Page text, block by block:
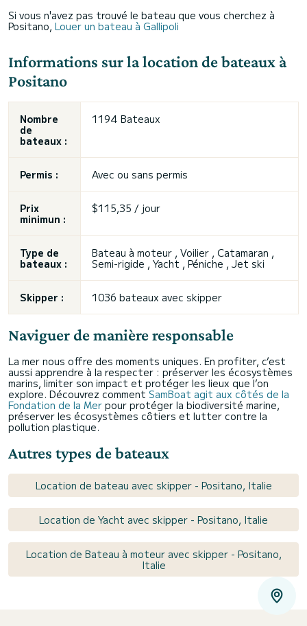
Si vous n'avez pas trouvé le bateau que vous cherchez à
Positano, Louer un bateau à Gallipoli
Informations sur la location de bateaux à
Positano
Nombre
de
bateaux :
1194 Bateaux
Permis : Avec ou sans permis
Prix
minimun :
$115,35 / jour
Type de
bateaux :
Bateau à moteur , Voilier , Catamaran ,
Semi-rigide , Yacht , Péniche , Jet ski
Skipper : 1036 bateaux avec skipper
Naviguer de manière responsable
La mer nous offre des moments uniques. En profiter, c’est
aussi apprendre à la respecter : préserver les écosystèmes
marins, limiter son impact et protéger les lieux que l’on
explore. Découvrez comment SamBoat agit aux côtés de la
Fondation de la Mer pour protéger la biodiversité marine,
préserver les écosystèmes côtiers et lutter contre la
pollution plastique.
Autres types de bateaux
Location de bateau avec skipper - Positano, Italie
Location de Yacht avec skipper - Positano, Italie
Location de Bateau à moteur avec skipper - Positano,
Italie